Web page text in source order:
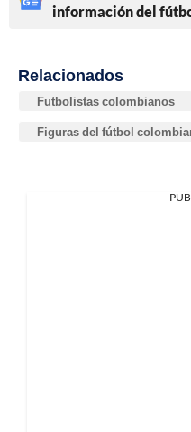
información del
Relacionados
Futbolistas colombianos
Figuras del fútbol